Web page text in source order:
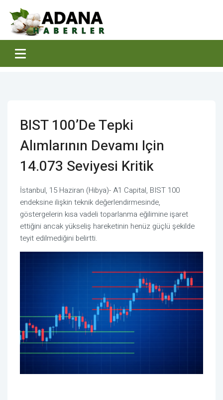
BIST 100’de Tepki
Alımlarının Devamı Için
14.073 Seviyesi Kritik
İstanbul, 15 Haziran (Hibya)- A1 Capital, BIST 100
endeksine ilişkin teknik değerlendirmesinde,
göstergelerin kısa vadeli toparlanma eğilimine işaret
ettiğini ancak yükseliş hareketinin henüz güçlü şekilde
teyit edilmediğini belirtti.